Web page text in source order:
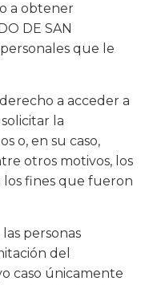
a obtener
DE SAN
que le
a acceder a
la
o, en su caso,
otros motivos, los
los fines que fueron
personas
del
caso únicamente